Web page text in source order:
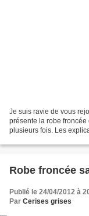
Je suis ravie de vous
présente la robe
plusieurs fois. Les
Robe froncée
Publié le 24/04/2012 à
Par Cerises grises